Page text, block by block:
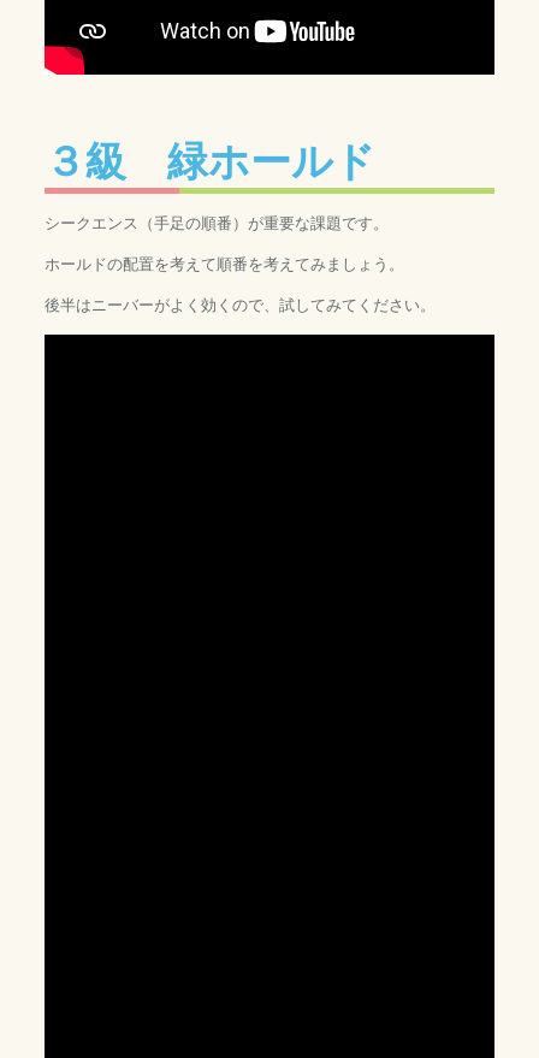
３級 緑ホールド
シークエンス（手足の順番）が重要な課題です。
ホールドの配置を考えて順番を考えてみましょう。
後半はニーバーがよく効くので、試してみてください。